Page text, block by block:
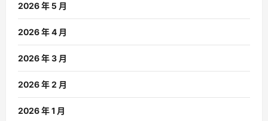
2026 年 5 月
2026 年 4 月
2026 年 3 月
2026 年 2 月
2026 年 1 月